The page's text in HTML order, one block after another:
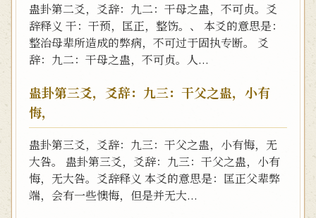
蛊卦第二爻，爻辞：九二：干母之蛊，不可贞。爻
辞释义 干：干预，匡正，整饬。、 本爻的意思是：
整治母辈所造成的弊病，不可过于固执专断。 爻
辞：九二：干母之蛊，不可贞。人...
蛊卦第三爻，爻辞：九三：干父之蛊，小有
悔，
蛊卦第三爻，爻辞：九三：干父之蛊，小有悔，无
大咎。 蛊卦第三爻，爻辞：九三：干父之蛊，小有
悔，无大咎。爻辞释义 本爻的意思是：匡正父辈弊
端，会有一些懊悔，但是并无大...